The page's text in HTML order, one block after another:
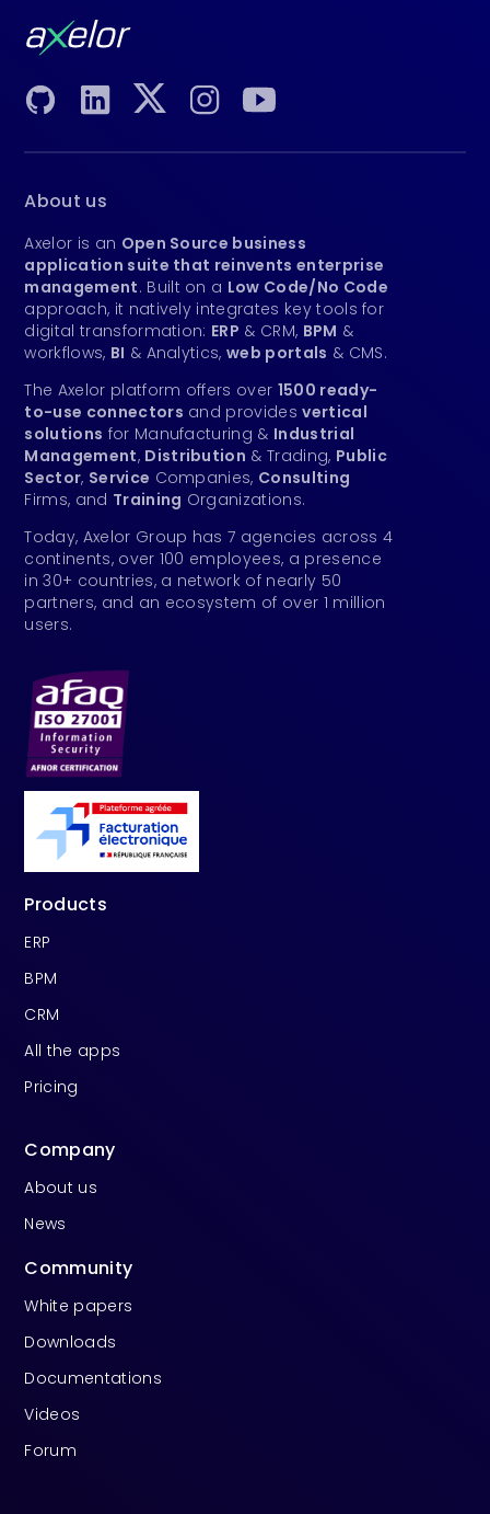
About us
Axelor is an Open Source business
application suite that reinvents enterprise
management. Built on a Low Code/No Code
approach, it natively integrates key tools for
digital transformation: ERP & CRM, BPM &
workflows, BI & Analytics,web portals & CMS.
The Axelor platform offers over 1500 ready-
to-use connectors and providesvertical
solutions for Manufacturing & Industrial
Management, Distribution & Trading, Public
Sector, Service Companies, Consulting
Firms, and Training Organizations.
Today, Axelor Group has 7 agencies across 4
continents, over 100 employees, a presence
in 30+ countries, a network of nearly 50
partners, and an ecosystem of over 1 million
users.
Products
ERP
BPM
CRM
All the apps
Pricing
Company
About us
News
Community
White papers
Downloads
Documentations
Videos
Forum